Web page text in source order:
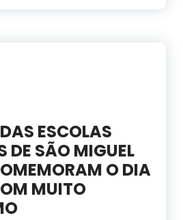
ESCOLAS
DE SÃO MIGUEL
O DIA
MUITO